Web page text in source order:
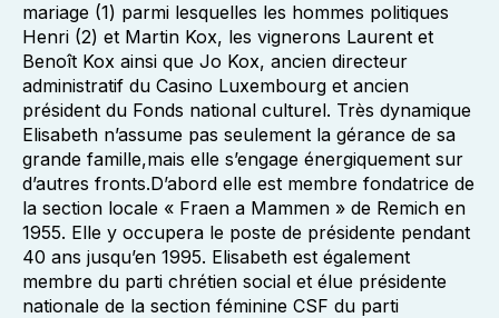
mariage (1) parmi lesquelles les hommes politiques
Henri (2) et Martin Kox, les vignerons Laurent et
Benoît Kox ainsi que Jo Kox, ancien directeur
administratif du Casino Luxembourg et ancien
président du Fonds national culturel. Très dynamique
Elisabeth n’assume pas seulement la gérance de sa
grande famille,mais elle s’engage énergiquement sur
d’autres fronts.D’abord elle est membre fondatrice de
la section locale « Fraen a Mammen » de Remich en
1955. Elle y occupera le poste de présidente pendant
40 ans jusqu’en 1995. Elisabeth est également
membre du parti chrétien social et élue présidente
nationale de la section féminine CSF du parti